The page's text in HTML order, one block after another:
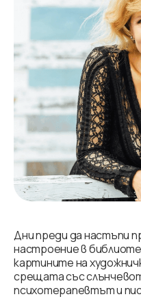
Дни преди да настъпи
настроение в
картините на
срещата със
психотерапевтът и